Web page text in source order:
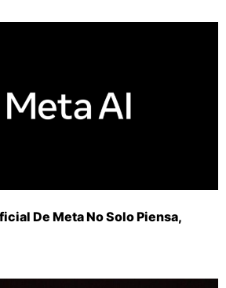
De Meta No Solo Piensa,